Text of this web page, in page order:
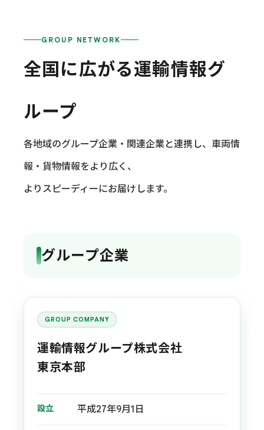
GROUP NETWORK
全国に広がる運輸情報グ
ループ
各地域のグループ企業・関連企業と連携し、車両情
報・貨物情報をより広く、
よりスピーディーにお届けします。
グループ企業
GROUP COMPANY
運輸情報グループ株式会社
東京本部
設立 平成27年9月1日